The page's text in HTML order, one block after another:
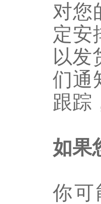
对您
定安
以发
们通
跟踪
如果
你可